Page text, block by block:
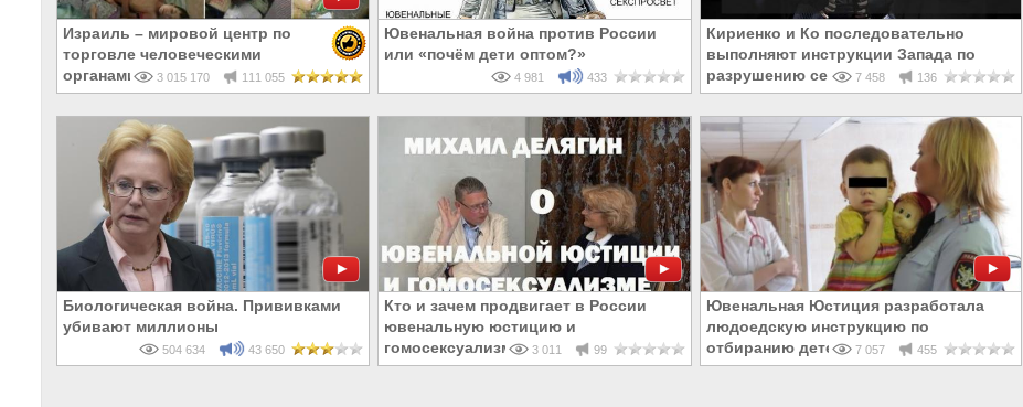
Израиль – мировой центр по
торговле человеческими
органами
3 015 170 111 055
Ювенальная война против России
или «почём дети оптом?»
4 981 433
Кириенко и Ко последовательно
выполняют инструкции Запада по
разрушению семьи в России
7 458 136
Биологическая война. Прививками
убивают миллионы
504 634 43 650
Кто и зачем продвигает в России
ювенальную юстицию и
гомосексуализм
3 011 99
Ювенальная Юстиция разработала
людоедскую инструкцию по
отбиранию детей
7 057 455